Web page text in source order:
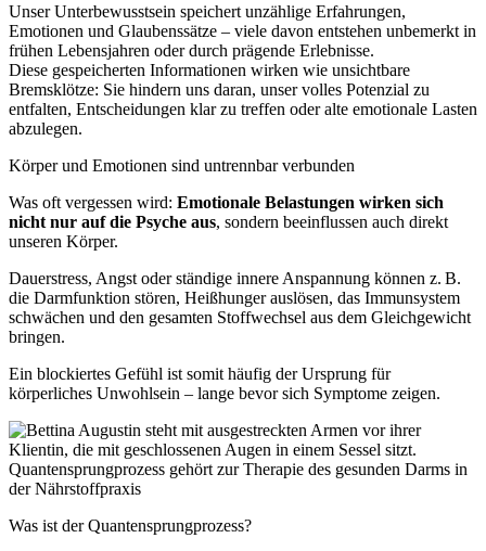
Unser Unterbewusstsein speichert unzählige Erfahrungen,
Emotionen und Glaubenssätze – viele davon entstehen unbemerkt in
frühen Lebensjahren oder durch prägende Erlebnisse.
Diese gespeicherten Informationen wirken wie unsichtbare
Bremsklötze: Sie hindern uns daran, unser volles Potenzial zu
entfalten, Entscheidungen klar zu treffen oder alte emotionale Lasten
abzulegen.
Körper und Emotionen sind untrennbar verbunden
Was oft vergessen wird: Emotionale Belastungen wirken sich
nicht nur auf die Psyche aus, sondern beeinflussen auch direkt
unseren Körper.
Dauerstress, Angst oder ständige innere Anspannung können z. B.
die Darmfunktion stören, Heißhunger auslösen, das Immunsystem
schwächen und den gesamten Stoffwechsel aus dem Gleichgewicht
bringen.
Ein blockiertes Gefühl ist somit häufig der Ursprung für
körperliches Unwohlsein – lange bevor sich Symptome zeigen.
Was ist der Quantensprung­prozess?